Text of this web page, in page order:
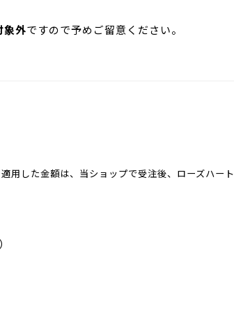
象外ですので予めご留意ください。
用した金額は、当ショップで受注後、ローズハート